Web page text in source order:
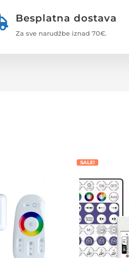
Besplatna dostava
Za sve narudžbe iznad 70€.
SALE!